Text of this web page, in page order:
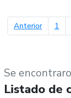
Anteriorpágina
1
Se
Listado de